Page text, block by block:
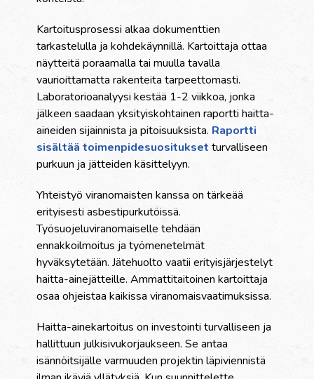
Kartoitusprosessi alkaa dokumenttien
tarkastelulla ja kohdekäynnillä. Kartoittaja ottaa
näytteitä poraamalla tai muulla tavalla
vaurioittamatta rakenteita tarpeettomasti.
Laboratorioanalyysi kestää 1-2 viikkoa, jonka
jälkeen saadaan yksityiskohtainen raportti haitta-
aineiden sijainnista ja pitoisuuksista. Raportti
sisältää toimenpidesuositukset turvalliseen
purkuun ja jätteiden käsittelyyn.
Yhteistyö viranomaisten kanssa on tärkeää
erityisesti asbestipurkutöissä.
Työsuojeluviranomaiselle tehdään
ennakkoilmoitus ja työmenetelmät
hyväksytetään. Jätehuolto vaatii erityisjärjestelyt
haitta-ainejätteille. Ammattitaitoinen kartoittaja
osaa ohjeistaa kaikissa viranomaisvaatimuksissa.
Haitta-ainekartoitus on investointi turvalliseen ja
hallittuun julkisivukorjaukseen. Se antaa
isännöitsijälle varmuuden projektin läpiviennistä